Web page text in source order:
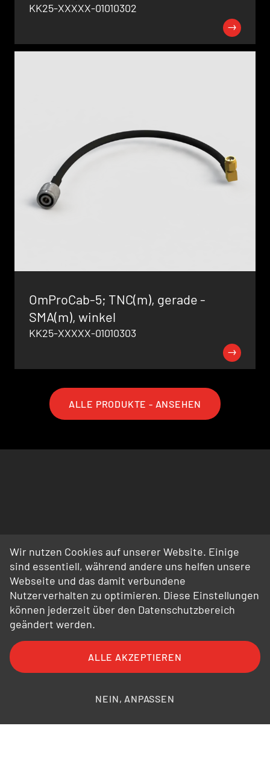
KK25-XXXXX-01010302
OmProCab-5; TNC(m), gerade -
SMA(m), winkel
KK25-XXXXX-01010303
ALLE PRODUKTE - ANSEHEN
FAQ AGB AEB Datenschutz Impressum
Wir nutzen Cookies auf unserer Website. Einige
sind essentiell, während andere uns helfen unsere
Webseite und das damit verbundene
Nutzerverhalten zu optimieren. Diese Einstellungen
können jederzeit über den Datenschutzbereich
geändert werden.
ALLE AKZEPTIEREN
NEIN, ANPASSEN